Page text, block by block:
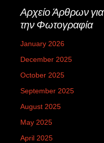
Αρχείο Άρθρων για
την Φωτογραφία
January 2026
December 2025
October 2025
September 2025
August 2025
May 2025
April 2025